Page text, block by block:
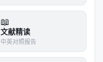
📖
文献精读
中英对照报告